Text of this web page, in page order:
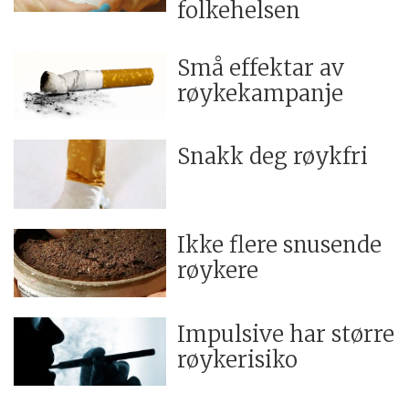
folkehelsen
Små effektar av
røykekampanje
Snakk deg røykfri
Ikke flere snusende
røykere
Impulsive har større
røykerisiko